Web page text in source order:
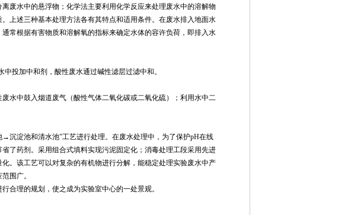
废水中的悬浮物；化学法主要利用化学反应来处理废水中的溶解物
上述三种基本处理方法各有其特点和适用条件。在废水排入地面水
常根据有害物质和溶解氧的指标来确定水体的容许负荷，即排入水
投加中和剂，酸性废水通过碱性滤层过滤中和。
水中鼓入烟道废气（酸性气体二氧化碳或二氧化硫）；利用水中二
淀池和清水池”工艺进行处理。在废水处理中，为了保护pH在线
了药剂。采用组合式填料实现污泥固定化；消毒处理工段采用先进
。该工艺可以对复杂的有机物进行分解，能稳定处理实验废水中产
围广。
合理的规划，使之成为实验室中心的一处景观。